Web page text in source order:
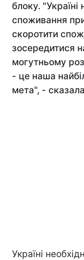
блоку. "Україні
споживання
скоротити
зосередитися
могутньому
- це наша
мета", -
Україні